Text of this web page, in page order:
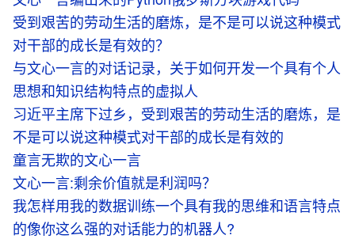
受到艰苦的劳动生活的磨炼，是不是可以说这种模式
对干部的成长是有效的？
与文心一言的对话记录，关于如何开发一个具有个人
思想和知识结构特点的虚拟人
习近平主席下过乡，受到艰苦的劳动生活的磨炼，是
不是可以说这种模式对干部的成长是有效的
童言无欺的文心一言
文心一言:剩余价值就是利润吗？
我怎样用我的数据训练一个具有我的思维和语言特点
的像你这么强的对话能力的机器人?